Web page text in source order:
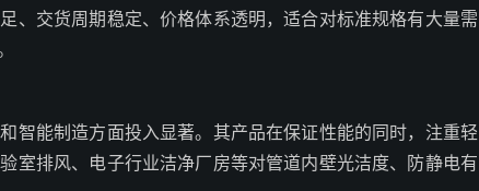
、交货周期稳定、价格体系透明，适合对标准规格有大量需
智能制造方面投入显著。其产品在保证性能的同时，注重轻
室排风、电子行业洁净厂房等对管道内壁光洁度、防静电有